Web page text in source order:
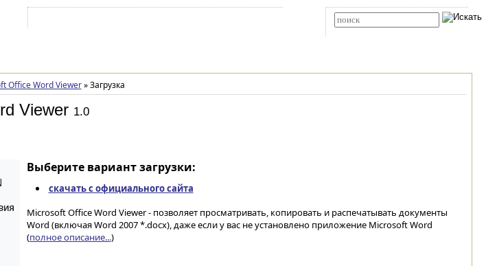
Office Word Viewer »Загрузка
Viewer 1.0
Выберите вариант загрузки:
скачать с официального сайта
Microsoft Office Word Viewer - позволяет просматривать, копировать и распечатывать документы
Word (включая Word 2007 *.docx), даже если у вас не установлено приложение Microsoft Word
(полное описание...)